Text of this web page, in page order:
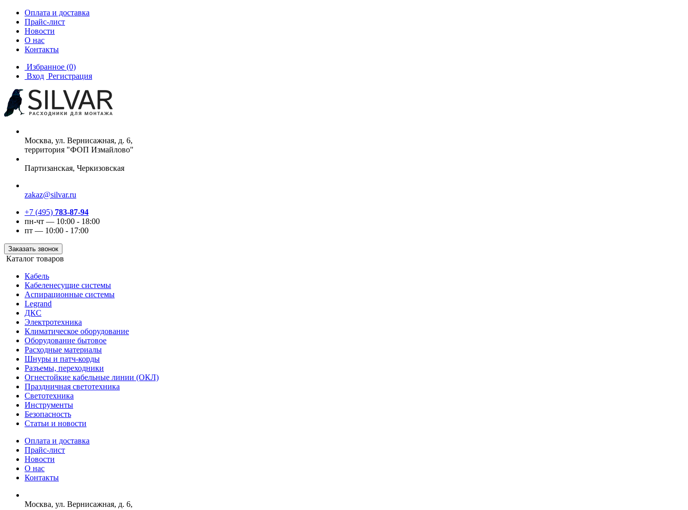
Оплата и доставка
Прайс-лист
Новости
О нас
Контакты
Избранное (0)
Вход Регистрация
Москва, ул. Вернисажная, д. 6,
территория "ФОП Измайлово"
Партизанская, Черкизовская
zakaz@silvar.ru
+7 (495) 783-87-94
пн-чт — 10:00 - 18:00
пт — 10:00 - 17:00
Заказать звонок
Каталог товаров
Кабель
Кабеленесущие системы
Аспирационные системы
Legrand
ДКС
Электротехника
Климатическое оборудование
Оборудование бытовое
Расходные материалы
Шнуры и патч-корды
Разъемы, переходники
Огнестойкие кабельные линии (ОКЛ)
Праздничная светотехника
Светотехника
Инструменты
Безопасность
Статьи и новости
Оплата и доставка
Прайс-лист
Новости
О нас
Контакты
Москва, ул. Вернисажная, д. 6,